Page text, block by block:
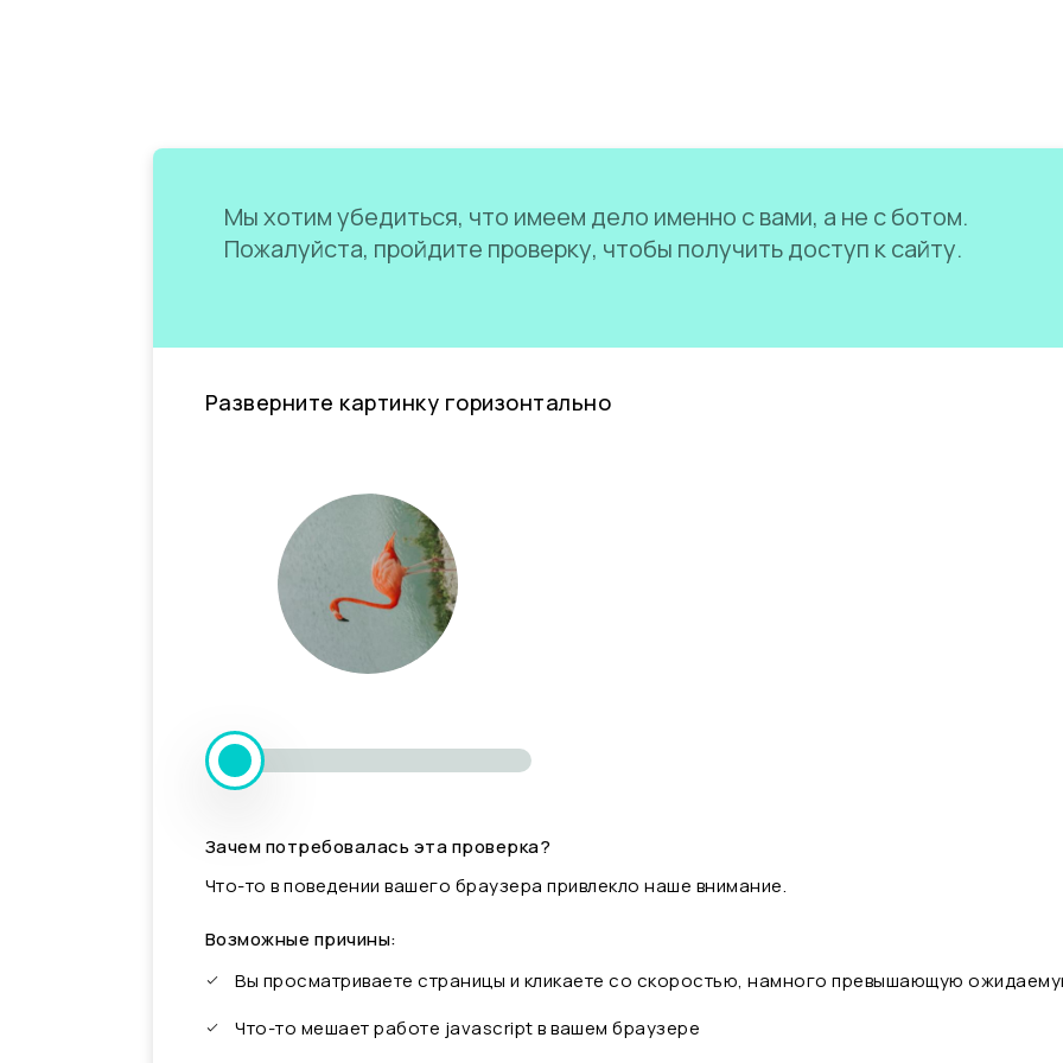
Мы хотим убедиться, что имеем дело именно с вами, а не с ботом.
Пожалуйста, пройдите проверку, чтобы получить доступ к сайту.
Разверните картинку горизонтально
Зачем потребовалась эта проверка?
Что-то в поведении вашего браузера привлекло наше внимание.
Возможные причины:
Вы просматриваете страницы и кликаете со скоростью, намного превышающую
Что-то мешает работе javascript в вашем браузере